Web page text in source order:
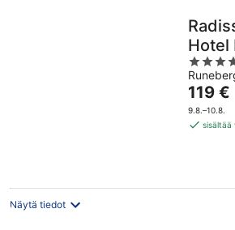
Hotel
4
out
of
5
Hinta
on
119 €
119 €
9.8.–10.8.
sisältää
Näytä tiedot